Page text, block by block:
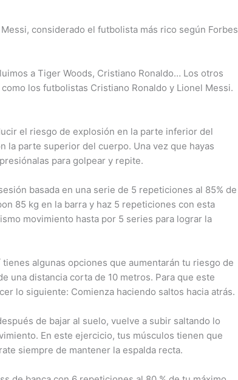
considerado el futbolista más rico según Forbes
a Tiger Woods, Cristiano Ronaldo… Los otros
los futbolistas Cristiano Ronaldo y Lionel Messi.
el riesgo de explosión en la parte inferior del
la parte superior del cuerpo. Una vez que hayas
para golpear y repite.
basada en una serie de 5 repeticiones al 85% de
85 kg en la barra y haz 5 repeticiones con esta
movimiento hasta por 5 series para lograr la
algunas opciones que aumentarán tu riesgo de
una distancia corta de 10 metros. Para que este
lo siguiente: Comienza haciendo saltos hacia atrás.
de bajar al suelo, vuelve a subir saltando lo
En este ejercicio, tus músculos tienen que
siempre de mantener la espalda recta.